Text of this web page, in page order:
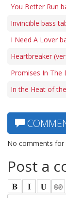
You Better Run
Invincible bass
I Need A Lover
Heartbreaker
Promises In The
In the Heat of
No comments for
Post a